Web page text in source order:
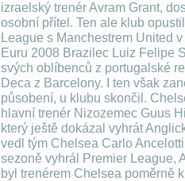
izraelský trenér Avram Grant,
osobní přítel. Ten ale klub
League s Manchestrem United
Euru 2008 Brazilec Luiz Felipe
svých oblíbenců z portugalské
Deca z Barcelony. I ten však
působení, u klubu skončil.
hlavní trenér Nizozemec Guus
který ještě dokázal vyhrát
vedl tým Chelsea Carlo
sezoně vyhrál Premier League,
byl trenérem Chelsea poměrně